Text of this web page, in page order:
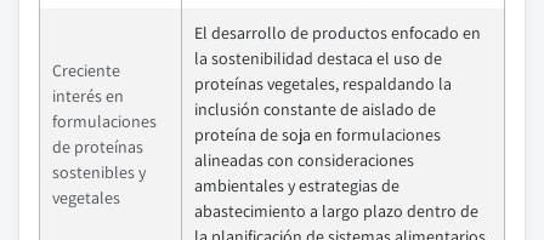
Creciente
interés en
formulaciones
de proteínas
sostenibles y
vegetales
El desarrollo de productos enfocado en
la sostenibilidad destaca el uso de
proteínas vegetales, respaldando la
inclusión constante de aislado de
proteína de soja en formulaciones
alineadas con consideraciones
ambientales y estrategias de
abastecimiento a largo plazo dentro de